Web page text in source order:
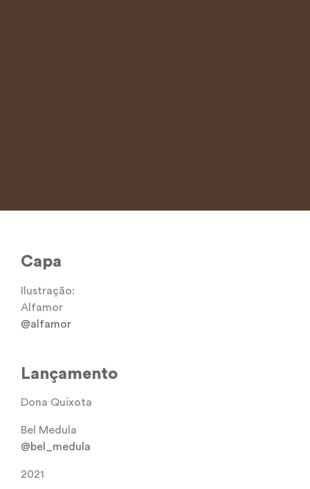
Capa
Ilustração:
Alfamor
@alfamor
Lançamento
Dona Quixota
Bel Medula
@bel_medula
2021